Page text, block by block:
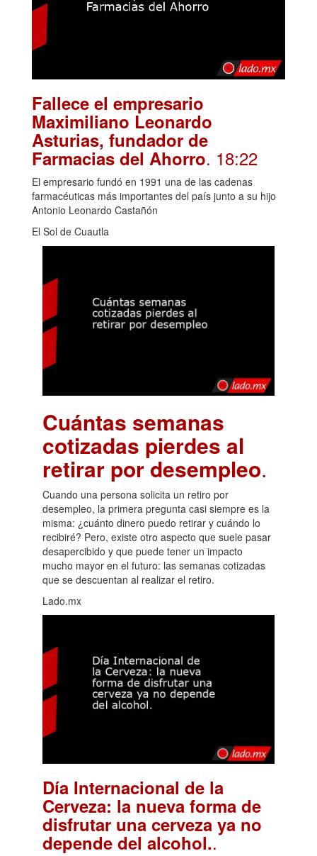
Fallece el empresario
Maximiliano Leonardo
Asturias, fundador de
Farmacias del Ahorro. 18:22
El empresario fundó en 1991 una de las cadenas
farmacéuticas más importantes del país junto a su hijo
Antonio Leonardo Castañón
El Sol de Cuautla
Cuántas semanas
cotizadas pierdes al
retirar por desempleo.
Cuando una persona solicita un retiro por
desempleo, la primera pregunta casi siempre es la
misma: ¿cuánto dinero puedo retirar y cuándo lo
recibiré? Pero, existe otro aspecto que suele pasar
desapercibido y que puede tener un impacto
mucho mayor en el futuro: las semanas cotizadas
que se descuentan al realizar el retiro.
Lado.mx
Día Internacional de la
Cerveza: la nueva forma de
disfrutar una cerveza ya no
depende del alcohol..